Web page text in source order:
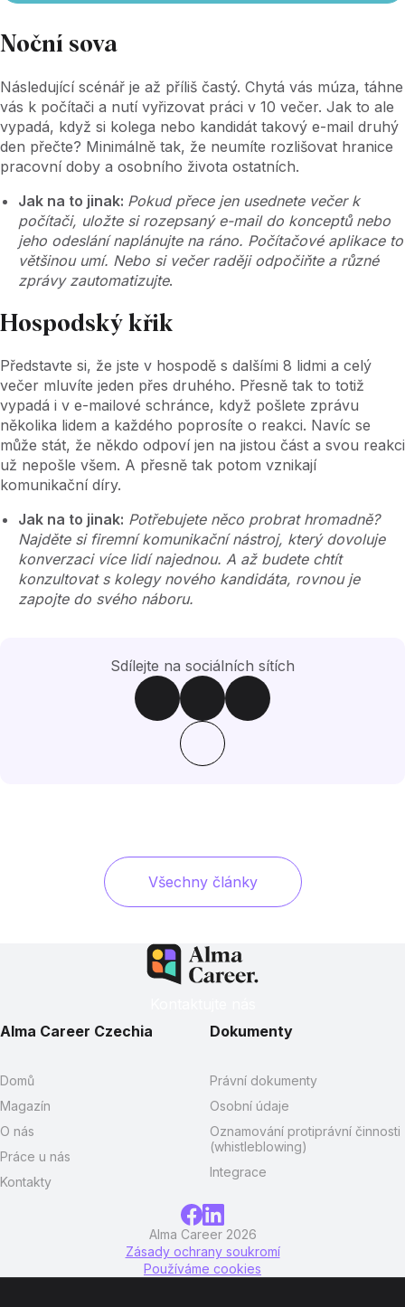
Noční sova
Následující scénář je až příliš častý. Chytá vás múza, táhne
vás k počítači a nutí vyřizovat práci v 10 večer. Jak to ale
vypadá, když si kolega nebo kandidát takový e-mail druhý
den přečte? Minimálně tak, že neumíte rozlišovat hranice
pracovní doby a osobního života ostatních.
Jak na to jinak: Pokud přece jen usednete večer k
počítači, uložte si rozepsaný e-mail do konceptů nebo
jeho odeslání naplánujte na ráno. Počítačové aplikace to
většinou umí. Nebo si večer raději odpočiňte a různé
zprávy zautomatizujte.
Hospodský křik
Představte si, že jste v hospodě s dalšími 8 lidmi a celý
večer mluvíte jeden přes druhého. Přesně tak to totiž
vypadá i v e-mailové schránce, když pošlete zprávu
několika lidem a každého poprosíte o reakci. Navíc se
může stát, že někdo odpoví jen na jistou část a svou reakci
už nepošle všem. A přesně tak potom vznikají
komunikační díry.
Jak na to jinak: Potřebujete něco probrat hromadně?
Najděte si firemní komunikační nástroj, který dovoluje
konverzaci více lidí najednou. A až budete chtít
konzultovat s kolegy nového kandidáta, rovnou je
zapojte do svého náboru.
Sdílejte na sociálních sítích
Všechny články
Alma Career Czechia
Domů
Magazín
O nás
Práce u nás
Kontakty
Dokumenty
Právní dokumenty
Osobní údaje
Oznamování protiprávní činnosti
(whistleblowing)
Integrace
Alma Career 2026
Zásady ochrany soukromí
Používáme cookies